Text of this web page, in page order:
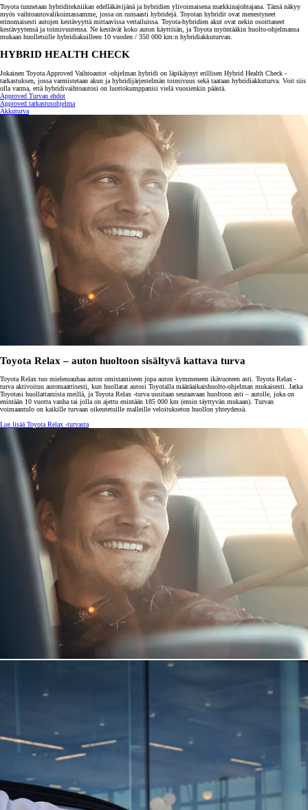
Toyota tunnetaan hybriditekniikan edelläkävijänä ja hybridien ylivoimaisena markkinajohtajana. Tämä näkyy
myös vaihtoautovalikoimassamme, jossa on runsaasti hybridejä. Toyotan hybridit ovat menestyneet
erinomaisesti autojen kestävyyttä mittaavissa vertailuissa. Toyota-hybridien akut ovat nekin osoittaneet
kestävyytensä ja toimivuutensa. Ne kestävät koko auton käyttöiän, ja Toyota myöntääkin huolto-ohjelmansa
mukaan huolletuille hybridiakuilleen 10 vuoden / 350 000 km:n hybridiakkuturvan.
HYBRID HEALTH CHECK
Jokainen Toyota Approved Vaihtoautot -ohjelman hybridi on läpikäynyt erillisen Hybrid Health Check -
tarkastuksen, jossa varmistetaan akun ja hybridijärjestelmän toimivuus sekä taataan hybridiakkuturva. Voit siis
olla varma, että hybridivaihtoautosi on luottokumppanisi vielä vuosienkin päästä.
Approved Turvan ehdot
Approved tarkastusohjelma
Akkuturva
Toyota Relax – auton huoltoon sisältyvä kattava turva
Toyota Relax tuo mielenrauhaa auton omistamiseen jopa auton kymmeneen ikävuoteen asti. Toyota Relax -
turva aktivoituu automaattisesti, kun huollatat autosi Toyotalla määräaikaishuolto-ohjelman mukaisesti. Jatka
Toyotasi huollattamista meillä, ja Toyota Relax -turva uusitaan seuraavaan huoltoon asti – autolle, joka on
enintään 10 vuotta vanha tai jolla on ajettu enintään 185 000 km (ensin täyttyvän mukaan). Turvan
voimaantulo on kaikille turvaan oikeutetuille malleille veloitukseton huollon yhteydessä.
Lue lisää Toyota Relax -turvasta